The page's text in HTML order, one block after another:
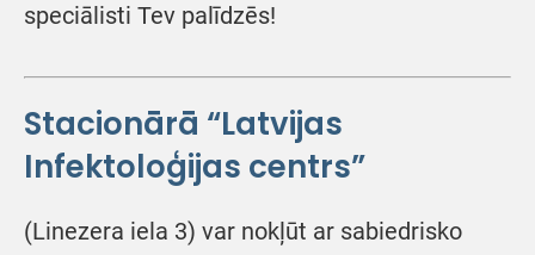
speciālisti Tev palīdzēs!
Stacionārā “Latvijas
Infektoloģijas centrs”
(Linezera iela 3) var nokļūt ar sabiedrisko